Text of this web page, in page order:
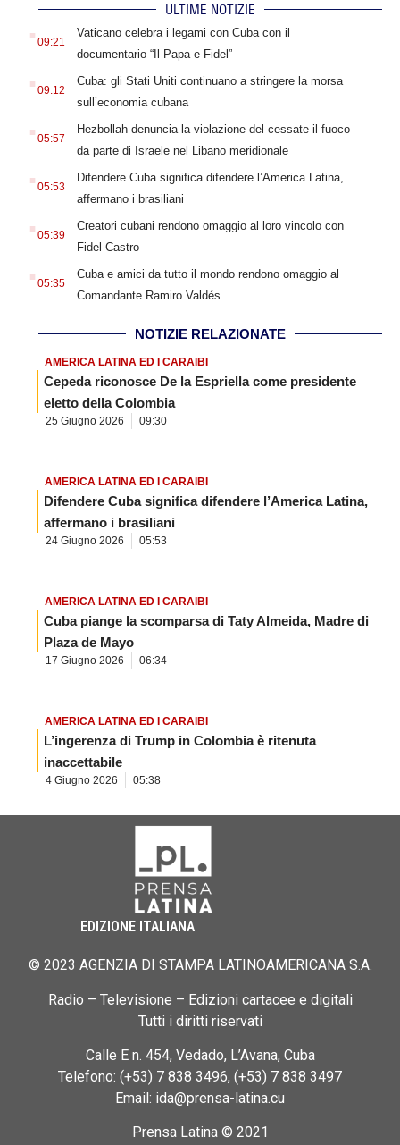
ULTIME NOTIZIE
. 09:21
Vaticano celebra i legami con Cuba con il
documentario “Il Papa e Fidel”
. 09:12
Cuba: gli Stati Uniti continuano a stringere la morsa
sull’economia cubana
. 05:57
Hezbollah denuncia la violazione del cessate il fuoco
da parte di Israele nel Libano meridionale
. 05:53
Difendere Cuba significa difendere l’America Latina,
affermano i brasiliani
. 05:39
Creatori cubani rendono omaggio al loro vincolo con
Fidel Castro
. 05:35
Cuba e amici da tutto il mondo rendono omaggio al
Comandante Ramiro Valdés
NOTIZIE RELAZIONATE
AMERICA LATINA ED I CARAIBI
Cepeda riconosce De la Espriella come presidente
eletto della Colombia
25 Giugno 2026 09:30
AMERICA LATINA ED I CARAIBI
Difendere Cuba significa difendere l’America Latina,
affermano i brasiliani
24 Giugno 2026 05:53
AMERICA LATINA ED I CARAIBI
Cuba piange la scomparsa di Taty Almeida, Madre di
Plaza de Mayo
17 Giugno 2026 06:34
AMERICA LATINA ED I CARAIBI
L’ingerenza di Trump in Colombia è ritenuta
inaccettabile
4 Giugno 2026 05:38
EDIZIONE ITALIANA
© 2023 AGENZIA DI STAMPA LATINOAMERICANA S.A.
Radio – Televisione – Edizioni cartacee e digitali
Tutti i diritti riservati
Calle E n. 454, Vedado, L’Avana, Cuba
Telefono: (+53) 7 838 3496, (+53) 7 838 3497
Email: ida@prensa-latina.cu
Prensa Latina © 2021